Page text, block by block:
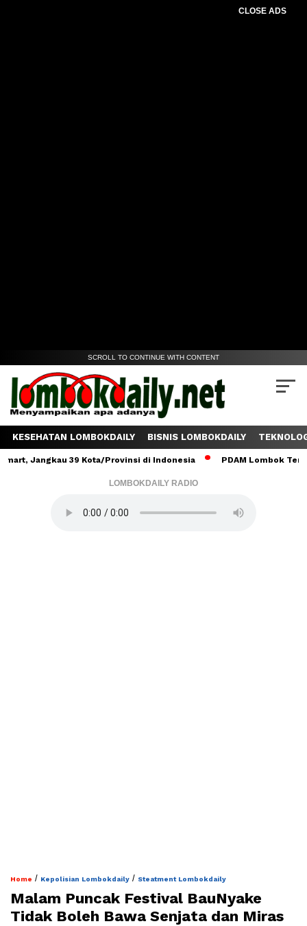
CLOSE ADS
SCROLL TO CONTINUE WITH CONTENT
KESEHATAN LOMBOKDAILY BISNIS LOMBOKDAILY
39 Kota/Provinsi di Indonesia PDAM Lombok Tengah
LOMBOKDAILY RADIO
Home / Kepolisian Lombokdaily / Steatment Lombokdaily
Malam Puncak Festival BauNyake
Tidak Boleh Bawa Senjata dan Miras